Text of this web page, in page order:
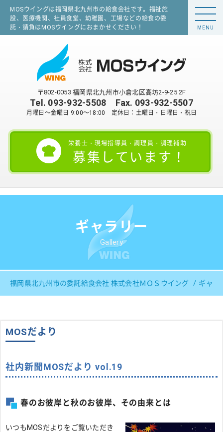
MOSウイングは福岡県北九州市の給食会社です。福祉施
設、医療機関、社員食堂、幼稚園、工場などの給食の委
託・請負はMOSウイングにおまかせください！
〒802-0053 福岡県北九州市小倉北区高坊2-9-25 2F
Tel. 093-932-5508 Fax. 093-932-5507
月曜日～金曜日 9:00～18:00 定休日：土曜日・日曜日・祝日
栄養士・現場指導員・調理員・調理補助
募集しています！
MENU
ギャラリー
Gallery
福岡県北九州市の委託給食会社 株式会社ＭＯＳウイング ギャラ
MOSだより
社内新聞MOSだより vol.19
春のお彼岸と秋のお彼岸、その由来とは
いつもMOSだよりをご覧いただき